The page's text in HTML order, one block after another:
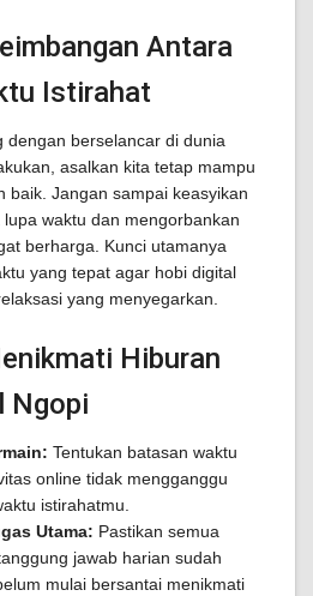
Antara
Istirahat
dengan berselancar di dunia
asalkan kita tetap mampu
baik. Jangan sampai keasyikan
waktu dan mengorbankan
berharga. Kunci utamanya
yang tepat agar hobi digital
yang menyegarkan.
Hiburan
Ngopi
Tentukan batasan waktu
online tidak mengganggu
istirahatmu.
Utama: Pastikan semua
jawab harian sudah
mulai bersantai menikmati